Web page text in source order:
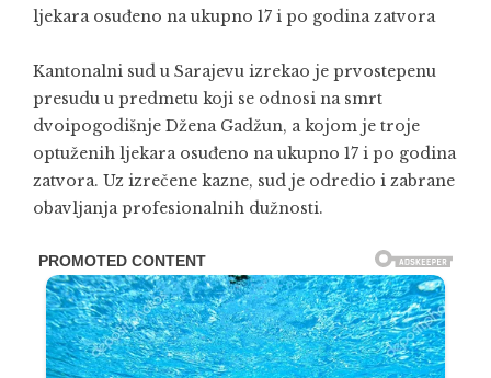
ljekara osuđeno na ukupno 17 i po godina zatvora
Kantonalni sud u Sarajevu izrekao je prvostepenu
presudu u predmetu koji se odnosi na smrt
dvoipogodišnje Džena Gadžun, a kojom je troje
optuženih ljekara osuđeno na ukupno 17 i po godina
zatvora. Uz izrečene kazne, sud je odredio i zabrane
obavljanja profesionalnih dužnosti.